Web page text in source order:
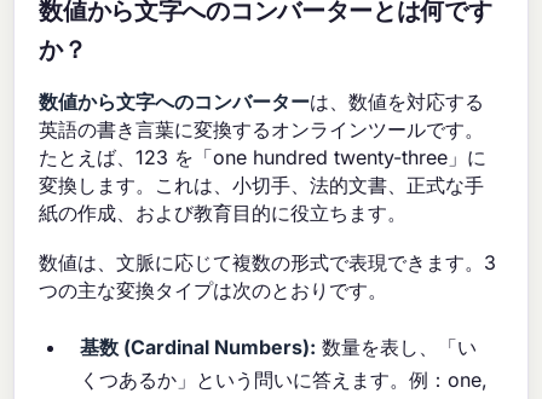
数値から文字へのコンバーターとは何です
か？
数値から文字へのコンバーターは、数値を対応する
英語の書き言葉に変換するオンラインツールです。
たとえば、123 を「one hundred twenty-three」に
変換します。これは、小切手、法的文書、正式な手
紙の作成、および教育目的に役立ちます。
数値は、文脈に応じて複数の形式で表現できます。3
つの主な変換タイプは次のとおりです。
基数 (Cardinal Numbers): 数量を表し、「い
くつあるか」という問いに答えます。例：one,